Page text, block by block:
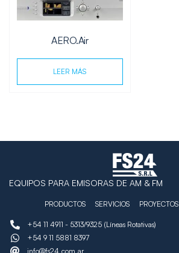
AERO.Air
LEER MÁS
EQUIPOS PARA EMISORAS DE AM & FM
PRODUCTOS SERVICIOS PROYECTOS
+54 11 4911 - 5313/9325 (Líneas Rotativas)
+54 9 11 5881 8397
info@fs24.com.ar